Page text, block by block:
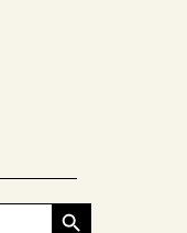
Search Button